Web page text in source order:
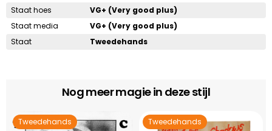
Staat hoes
VG+ (Very good plus)
Staat media
VG+ (Very good plus)
Staat
Tweedehands
Nog meer magie in deze stijl
Tweedehands Tweedehands